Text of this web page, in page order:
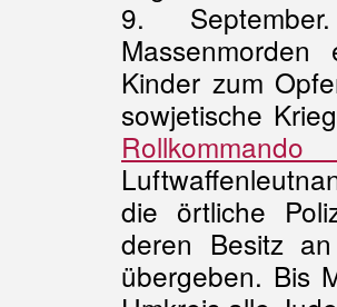
9.
Kinder zum
sowjetische
Rollkommando
die örtliche
deren Besitz
übergeben. Bis